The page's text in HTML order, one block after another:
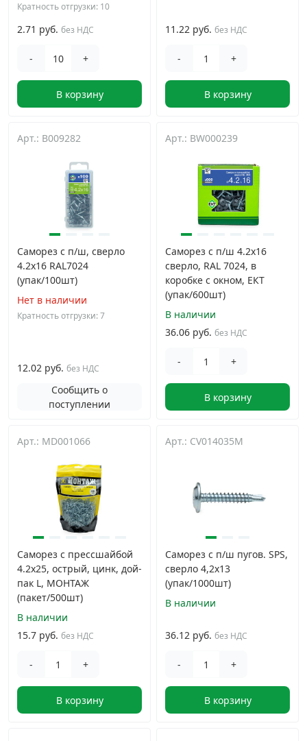
Кратность отгрузки: 10
2.71 руб. без НДС
- +
В корзину
11.22 руб. без НДС
- +
В корзину
Арт.: B009282
Саморез с п/ш, сверло
4.2х16 RAL7024
(упак/100шт)
Нет в наличии
Кратность отгрузки: 7
12.02 руб. без НДС
Сообщить о
поступлении
Арт.: BW000239
Саморез с п/ш 4.2х16
сверло, RAL 7024, в
коробке с окном, ЕКТ
(упак/600шт)
В наличии
36.06 руб. без НДС
- +
В корзину
Арт.: MD001066
Саморез с прессшайбой
4.2x25, острый, цинк, дой-
пак L, МОНТАЖ
(пакет/500шт)
В наличии
15.7 руб. без НДС
- +
В корзину
Арт.: CV014035M
Саморез с п/ш пугов. SPS,
сверло 4,2x13
(упак/1000шт)
В наличии
36.12 руб. без НДС
- +
В корзину